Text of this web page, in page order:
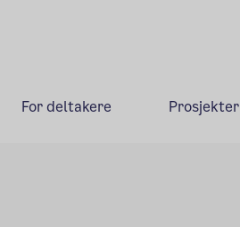
For deltakere Prosjekter